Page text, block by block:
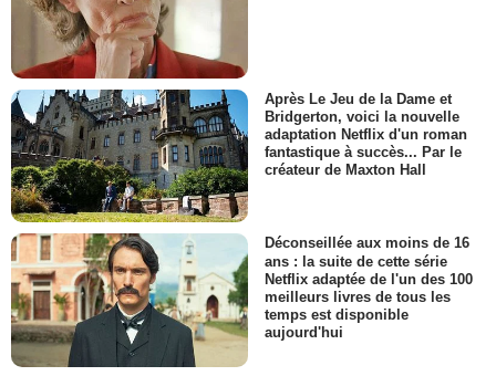
Après Le Jeu de la Dame et
Bridgerton, voici la nouvelle
adaptation Netflix d'un roman
fantastique à succès... Par le
créateur de Maxton Hall
Déconseillée aux moins de 16
ans : la suite de cette série
Netflix adaptée de l'un des 100
meilleurs livres de tous les
temps est disponible
aujourd'hui